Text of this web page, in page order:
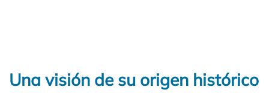
Una visión de su origen histórico